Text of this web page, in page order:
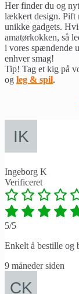
Her finder du og
lækkert design. Pift
unikke gadgets.
amatørkokken, så
i vores spændende
enhver smag!
Tip! Tag et kig på
og leg & spil.
Ingeborg K
Verificeret
5/5
Enkelt å bestille og
9 måneder siden